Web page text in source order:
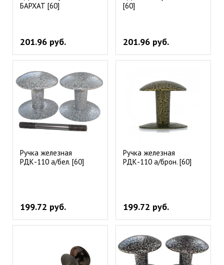
БАРХАТ [60]
201.96 руб.
[60]
201.96 руб.
Ручка железная
РДК-110 а/бел. [60]
199.72 руб.
Ручка железная
РДК-110 а/брон. [60]
199.72 руб.